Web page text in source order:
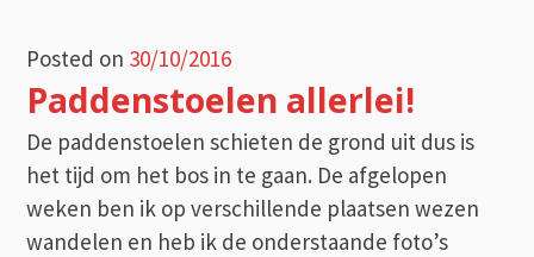
Posted on 30/10/2016
Paddenstoelen allerlei!
De paddenstoelen schieten de grond uit dus is
het tijd om het bos in te gaan. De afgelopen
weken ben ik op verschillende plaatsen wezen
wandelen en heb ik de onderstaande foto’s